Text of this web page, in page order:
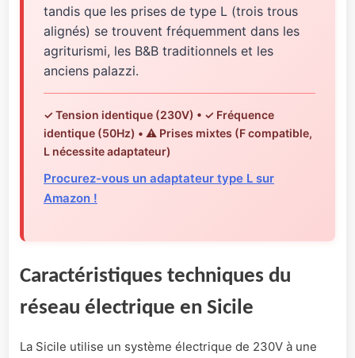
tandis que les prises de type L (trois trous
alignés) se trouvent fréquemment dans les
agriturismi, les B&B traditionnels et les
anciens palazzi.
✓ Tension identique (230V) • ✓ Fréquence
identique (50Hz) • ⚠️ Prises mixtes (F compatible,
L nécessite adaptateur)
Procurez-vous un adaptateur type L sur
Amazon !
Caractéristiques techniques du
réseau électrique en Sicile
La Sicile utilise un système électrique de 230V à une